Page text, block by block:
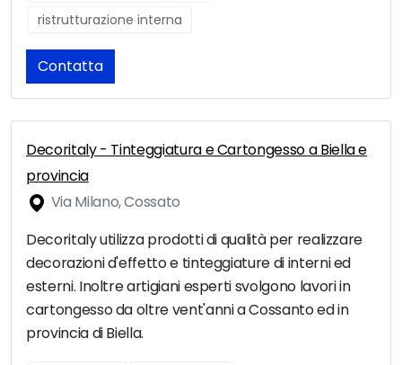
ristrutturazione interna
Contatta
Decoritaly - Tinteggiatura e Cartongesso a Biella e
provincia
Via Milano, Cossato
Decoritaly utilizza prodotti di qualità per realizzare
decorazioni d'effetto e tinteggiature di interni ed
esterni. Inoltre artigiani esperti svolgono lavori in
cartongesso da oltre vent'anni a Cossanto ed in
provincia di Biella.